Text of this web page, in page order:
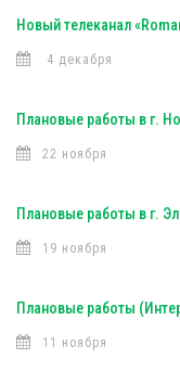
Новый телеканал
4 декабря
Плановые работы в г.
22 ноября
Плановые работы в г.
19 ноября
Плановые работы
11 ноября